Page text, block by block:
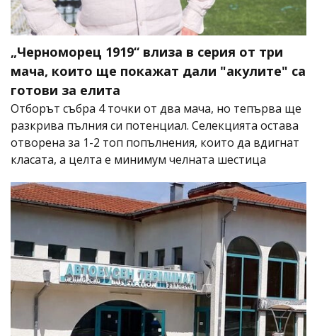
„Черноморец 1919“ влиза в серия от три
мача, които ще покажат дали "акулите" са
готови за елита
Отборът събра 4 точки от два мача, но тепърва ще
разкрива пълния си потенциал. Селекцията остава
отворена за 1-2 топ попълнения, които да вдигнат
класата, а целта е минимум челната шестица